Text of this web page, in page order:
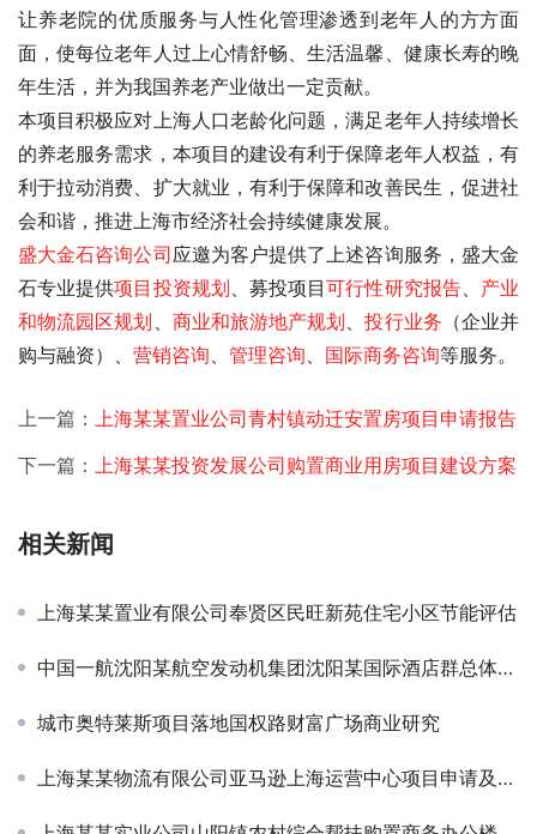
让养老院的优质服务与人性化管理渗透到老年人的方方面
面，使每位老年人过上心情舒畅、生活温馨、健康长寿的晚
年生活，并为我国养老产业做出一定贡献。
本项目积极应对上海人口老龄化问题，满足老年人持续增长
的养老服务需求，本项目的建设有利于保障老年人权益，有
利于拉动消费、扩大就业，有利于保障和改善民生，促进社
会和谐，推进上海市经济社会持续健康发展。
盛大金石咨询公司应邀为客户提供了上述咨询服务，盛大金
石专业提供项目投资规划、募投项目可行性研究报告、 产业
和物流园区规划 、 商业和旅游地产规划、投行业务 （企业并
购与融资）、 营销咨询、 管理咨询、 国际商务咨询等服务。
上一篇： 上海某某置业公司青村镇动迁安置房项目申请报告
下一篇： 上海某某投资发展公司购置商业用房项目建设方案
相关新闻
上海某某置业有限公司奉贤区民旺新苑住宅小区节能评估
中国一航沈阳某航空发动机集团沈阳某国际酒店群总体定位与发展规划
城市奥特莱斯项目落地国权路财富广场商业研究
上海某某物流有限公司亚马逊上海运营中心项目申请及节能评估报告